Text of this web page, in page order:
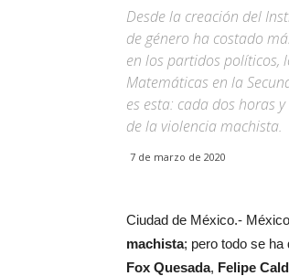
Desde la creación del
de género ha costado
en los partidos políticos,
Matemáticas en la
es esta: cada dos horas
de la violencia machista.
7 de marzo de 2020
Ciudad de México.-
machista; pero todo se ha
Fox Quesada, Felipe